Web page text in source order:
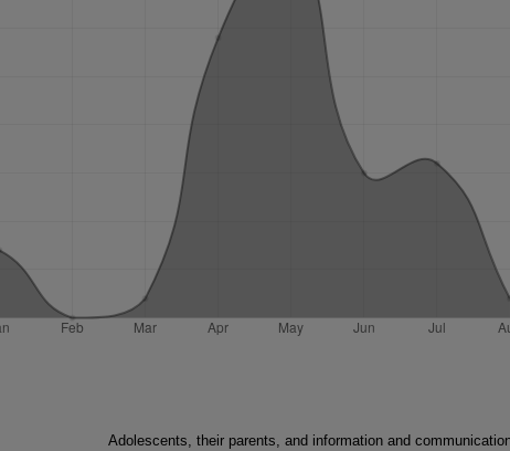
Adolescents, their parents, and information and